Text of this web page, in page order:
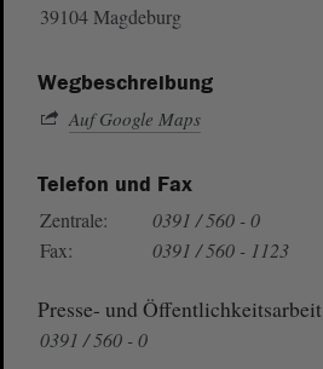
39104 Magdeburg
Wegbeschreibung
Auf Google Maps
Telefon und Fax
Zentrale:
0391 / 560 - 0
Fax:
0391 / 560 - 1123
Presse- und Öffentlichkeitsarbeit
0391 / 560 - 0